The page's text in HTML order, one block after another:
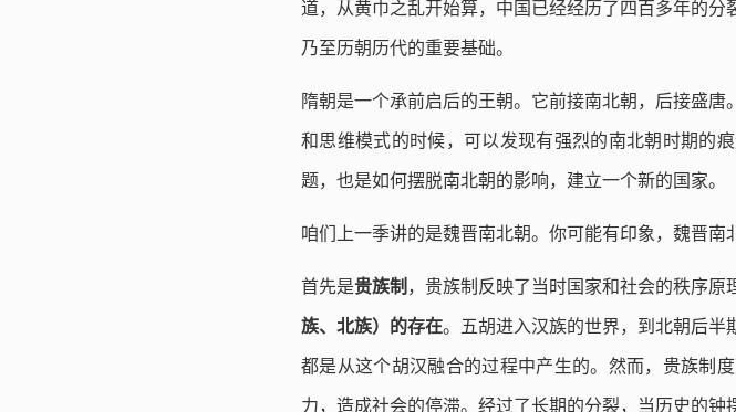
道，从黄巾之乱开始算，中国已经经历了四百多年的
乃至历朝历代的重要基础。
隋朝是一个承前启后的王朝。它前接南北朝，后接盛
和思维模式的时候，可以发现有强烈的南北朝时期的
题，也是如何摆脱南北朝的影响，建立一个新的国家。
咱们上一季讲的是魏晋南北朝。你可能有印象，魏晋南
首先是贵族制 ，贵族制反映了当时国家和社会的秩序
族、北族）的存在。五胡进入汉族的世界，到北朝后半
都是从这个胡汉融合的过程中产生的。然而，贵族制
力，造成社会的停滞。经过了长期的分裂，当历史的